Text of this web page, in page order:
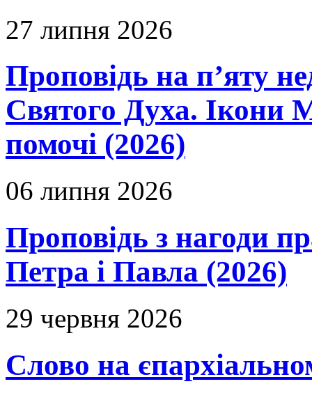
27 липня 2026
Проповідь на п’яту
Святого Духа. Ікони
помочі (2026)
06 липня 2026
Проповідь з нагоди
Петра і Павла (2026)
29 червня 2026
Слово на